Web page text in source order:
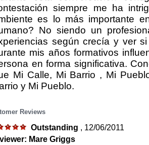
siempre me ha
es lo más importante
No siendo un
según crecía y ver
mis años formativos
en forma significativa.
Mi Calle, Mi Barrio , Mi
y Mi Pueblo.
Reviews
Outstanding , 12/06/2011
Mare Griggs